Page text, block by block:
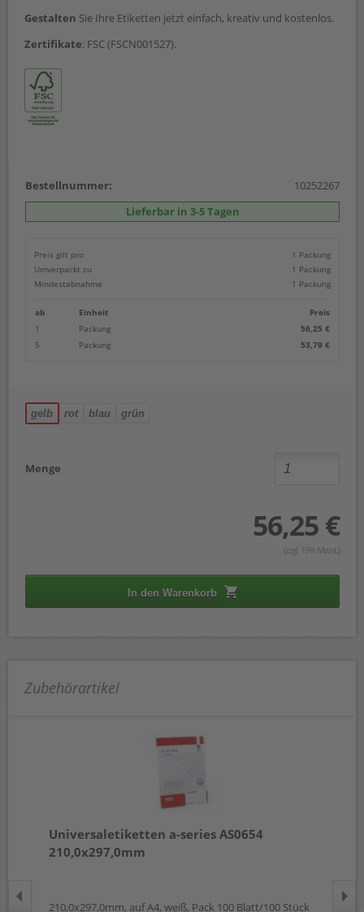
Gestalten Sie Ihre Etiketten jetzt einfach, kreativ und kostenlos.
Zertifikate: FSC (FSCN001527).
Bestellnummer:
10252267
Lieferbar in 3-5 Tagen
Preis gilt pro
1 Packung
Umverpackt zu
1 Packung
Mindestabnahme
1 Packung
ab Einheit
Preis
1
Packung
56,25 €
5
Packung 53,79 €
gelb rot blau grün
Menge
56,25 €
(zzgl. 19% Mwst.)
In den Warenkorb
Zubehörartikel
Universaletiketten a-series AS0654
210,0x297,0mm
210,0x297,0mm, auf A4, weiß, Pack 100 Blatt/100 Stück